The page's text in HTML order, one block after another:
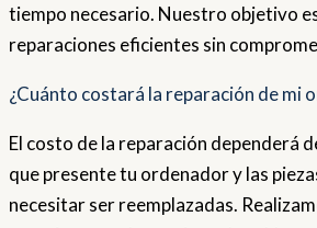
tiempo necesario. Nuestro objetivo
reparaciones eficientes sin
¿Cuánto costará la reparación de mi
El costo de la reparación dependerá
que presente tu ordenador y las
necesitar ser reemplazadas.